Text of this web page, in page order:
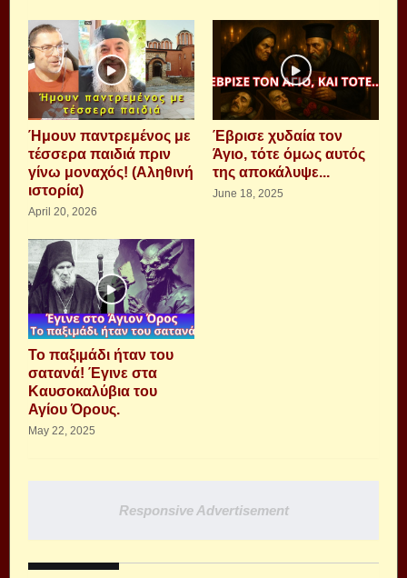
Ήμουν παντρεμένος με
τέσσερα παιδιά πριν
γίνω μοναχός! (Αληθινή
ιστορία)
April 20, 2026
Έβρισε χυδαία τον
Άγιο, τότε όμως αυτός
της αποκάλυψε...
June 18, 2025
Το παξιμάδι ήταν του
σατανά! Έγινε στα
Καυσοκαλύβια του
Αγίου Όρους.
May 22, 2025
Responsive Advertisement